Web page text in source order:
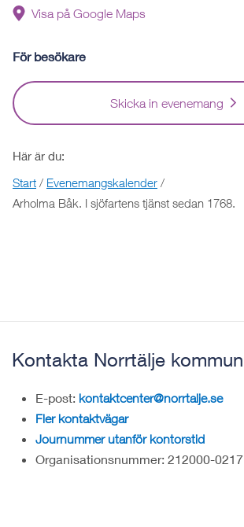
Visa på Google Maps
För besökare
Skicka in evenemang
Här är du:
Start / Evenemangskalender /
Arholma Båk. I sjöfartens tjänst sedan 1768.
Kontakta Norrtälje kommun
E-post: kontaktcenter@norrtalje.se
Fler kontaktvägar
Journummer utanför kontorstid
Organisationsnummer: 212000-0217